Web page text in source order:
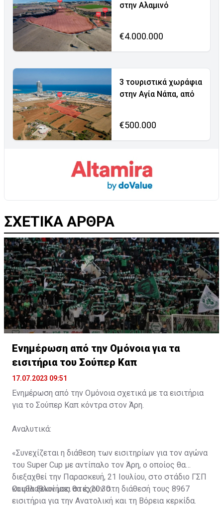
στην Αλαμινό
€4.000.000
3 τουριστικά χωράφια
στην Αγία Νάπα, από
€500.000
ΣΧΕΤΙΚΑ ΑΡΘΡΑ
Ενημέρωση από την Ομόνοια για τα
εισιτήρια του Σούπερ Καπ
17.07.2023 09:51
Ενημέρωση από την Ομόνοια σχετικά με τα εισιτήρια
για το Σούπερ Καπ κόντρα στον Άρη.
Αναλυτικά:
«Συνεχίζεται η διάθεση των εισιτηρίων για τον αγώνα
του Super Cup με αντίπαλο τον Άρη, ο οποίος θα
διεξαχθεί την Παρασκευή, 21 Ιουλίου, στο στάδιο ΓΣΠ
και θα ξεκινήσει στις 20:30.
Οι φίλαθλοί μας θα έχουν στη διάθεσή τους 8967
εισιτήρια για την Ανατολική και τη Βόρεια κερκίδα.